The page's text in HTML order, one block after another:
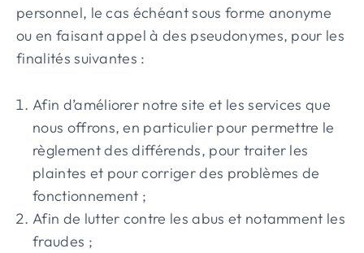
personnel, le cas échéant sous forme anonyme
ou en faisant appel à des pseudonymes, pour les
finalités suivantes :
Afin d’améliorer notre site et les services que
nous offrons, en particulier pour permettre le
règlement des différends, pour traiter les
plaintes et pour corriger des problèmes de
fonctionnement ;
Afin de lutter contre les abus et notamment les
fraudes ;